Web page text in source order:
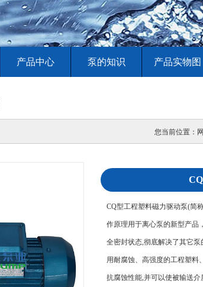
产品中心 泵的知识 产品实物图
您当前位置：
CQ型工程塑料磁力驱动泵(简
作原理用于离心泵的新型产品
全密封状态,彻底解决了其它
用耐腐蚀、高强度的工程塑料
抗腐蚀性能,并可以使被输送介